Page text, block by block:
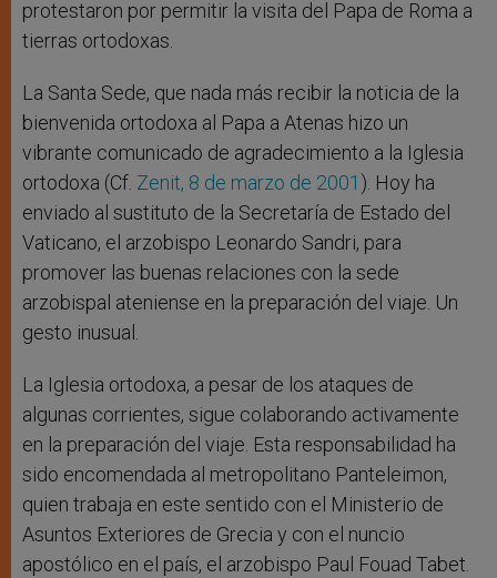
protestaron por permitir la visita del Papa de Roma a
tierras ortodoxas.
La Santa Sede, que nada más recibir la noticia de la
bienvenida ortodoxa al Papa a Atenas hizo un
vibrante comunicado de agradecimiento a la Iglesia
ortodoxa (Cf. Zenit, 8 de marzo de 2001 ). Hoy ha
enviado al sustituto de la Secretaría de Estado del
Vaticano, el arzobispo Leonardo Sandri, para
promover las buenas relaciones con la sede
arzobispal ateniense en la preparación del viaje. Un
gesto inusual.
La Iglesia ortodoxa, a pesar de los ataques de
algunas corrientes, sigue colaborando activamente
en la preparación del viaje. Esta responsabilidad ha
sido encomendada al metropolitano Panteleimon,
quien trabaja en este sentido con el Ministerio de
Asuntos Exteriores de Grecia y con el nuncio
apostólico en el país, el arzobispo Paul Fouad Tabet.